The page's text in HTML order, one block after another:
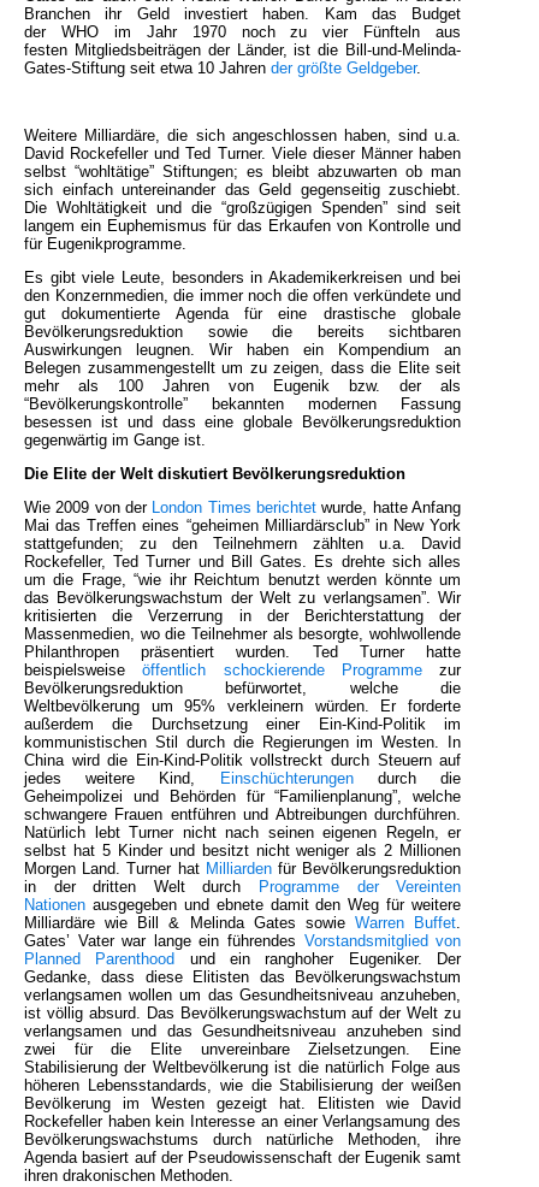
Branchen ihr Geld investiert haben. Kam das Budget
der WHO im Jahr 1970 noch zu vier Fünfteln aus
festen Mitgliedsbeiträgen der Länder, ist die Bill-und-Melinda-
Gates-Stiftung seit etwa 10 Jahren der größte Geldgeber.
Weitere Milliardäre, die sich angeschlossen haben, sind u.a.
David Rockefeller und Ted Turner. Viele dieser Männer haben
selbst “wohltätige” Stiftungen; es bleibt abzuwarten ob man
sich einfach untereinander das Geld gegenseitig zuschiebt.
Die Wohltätigkeit und die “großzügigen Spenden” sind seit
langem ein Euphemismus für das Erkaufen von Kontrolle und
für Eugenikprogramme.
Es gibt viele Leute, besonders in Akademikerkreisen und bei
den Konzernmedien, die immer noch die offen verkündete und
gut dokumentierte Agenda für eine drastische globale
Bevölkerungsreduktion sowie die bereits sichtbaren
Auswirkungen leugnen. Wir haben ein Kompendium an
Belegen zusammengestellt um zu zeigen, dass die Elite seit
mehr als 100 Jahren von Eugenik bzw. der als
“Bevölkerungskontrolle” bekannten modernen Fassung
besessen ist und dass eine globale Bevölkerungsreduktion
gegenwärtig im Gange ist.
Die Elite der Welt diskutiert Bevölkerungsreduktion
Wie 2009 von der London Times berichtet wurde, hatte Anfang
Mai das Treffen eines “geheimen Milliardärsclub” in New York
stattgefunden; zu den Teilnehmern zählten u.a. David
Rockefeller, Ted Turner und Bill Gates. Es drehte sich alles
um die Frage, “wie ihr Reichtum benutzt werden könnte um
das Bevölkerungswachstum der Welt zu verlangsamen”. Wir
kritisierten die Verzerrung in der Berichterstattung der
Massenmedien, wo die Teilnehmer als besorgte, wohlwollende
Philanthropen präsentiert wurden. Ted Turner hatte
beispielsweiseöffentlich schockierende Programmezur
Bevölkerungsreduktion befürwortet, welche die
Weltbevölkerung um 95% verkleinern würden. Er forderte
außerdem die Durchsetzung einer Ein-Kind-Politik im
kommunistischen Stil durch die Regierungen im Westen. In
China wird die Ein-Kind-Politik vollstreckt durch Steuern auf
jedes weitere Kind,
Einschüchterungendurch die
Geheimpolizei und Behörden für “Familienplanung”, welche
schwangere Frauen entführen und Abtreibungen durchführen.
Natürlich lebt Turner nicht nach seinen eigenen Regeln, er
selbst hat 5 Kinder und besitzt nicht weniger als 2 Millionen
Morgen Land. Turner hat Milliardenfür Bevölkerungsreduktion
in der dritten Welt durch
Programme der Vereinten
Nationen ausgegeben und ebnete damit den Weg für weitere
Milliardäre wie Bill & Melinda Gates sowieWarren Buffet.
Gates’ Vater war lange ein führendes Vorstandsmitglied von
Planned Parenthood und ein ranghoher Eugeniker. Der
Gedanke, dass diese Elitisten das Bevölkerungswachstum
verlangsamen wollen um das Gesundheitsniveau anzuheben,
ist völlig absurd. Das Bevölkerungswachstum auf der Welt zu
verlangsamen und das Gesundheitsniveau anzuheben sind
zwei für die Elite unvereinbare Zielsetzungen. Eine
Stabilisierung der Weltbevölkerung ist die natürlich Folge aus
höheren Lebensstandards, wie die Stabilisierung der weißen
Bevölkerung im Westen gezeigt hat. Elitisten wie David
Rockefeller haben kein Interesse an einer Verlangsamung des
Bevölkerungswachstums durch natürliche Methoden, ihre
Agenda basiert auf der Pseudowissenschaft der Eugenik samt
ihren drakonischen Methoden.